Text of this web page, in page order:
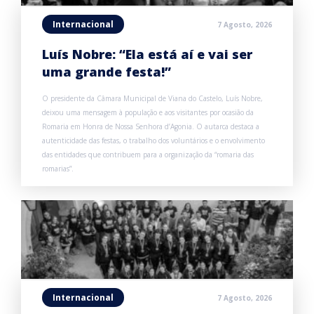
Internacional 7 Agosto, 2026
Luís Nobre: “Ela está aí e vai ser
uma grande festa!”
O presidente da Câmara Municipal de Viana do Castelo, Luís Nobre,
deixou uma mensagem à população e aos visitantes por ocasião da
Romaria em Honra de Nossa Senhora d’Agonia. O autarca destaca a
autenticidade das festas, o trabalho dos voluntários e o envolvimento
das entidades que contribuem para a organização da “romaria das
romarias”.
Internacional 7 Agosto, 2026